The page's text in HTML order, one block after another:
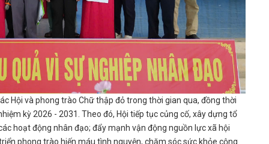
và phong trào Chữ thập đỏ trong thời gian qua, đồng thời
kỳ 2026 - 2031. Theo đó, Hội tiếp tục củng cố, xây dựng tổ
hoạt động nhân đạo; đẩy mạnh vận động nguồn lực xã hội
phong trào hiến máu tình nguyện, chăm sóc sức khỏe cộng